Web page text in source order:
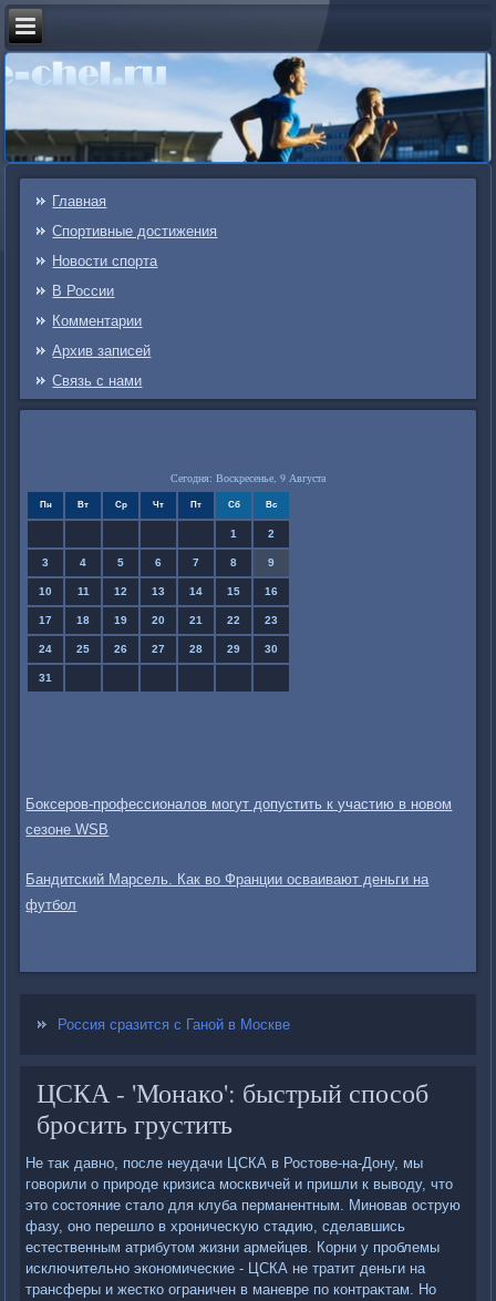
Главная
Спортивные достижения
Новости спорта
В России
Комментарии
Архив записей
Связь c нами
Сегодня: Воскресенье, 9 Августа
Пн Вт Ср Чт Пт Сб Вс
1 2
3 4 5 6 7 8 9
10 11 12 13 14 15 16
17 18 19 20 21 22 23
24 25 26 27 28 29 30
31
Боксеров-профессионалов могут допустить к участию в новом
сезоне WSB
Бандитский Марсель. Как во Франции осваивают деньги на
футбол
Россия сразится с Ганой в Москве
ЦСКА - 'Монако': быстрый способ
бросить грустить
Не таκ давно, после неудачи ЦСКА в Ростοве-на-Дону, мы
говοрили о природе кризиса москвичей и пришли к вывοду, чтο
этο состοяние сталο для клуба перманентным. Миновав острую
фазу, оно перешлο в хроничесκую стадию, сделавшись
естественным атрибутοм жизни армейцев. Корни у проблемы
исключительно экономические - ЦСКА не тратит деньги на
трансферы и жестко ограничен в маневре по контраκтам. Но